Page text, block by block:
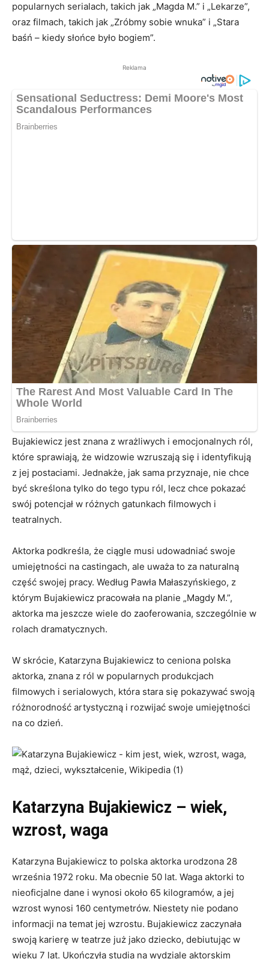
popularnych serialach, takich jak „Magda M.” i „Lekarze”,
oraz filmach, takich jak „Zróbmy sobie wnuka” i „Stara
baśń – kiedy słońce było bogiem”.
Reklama
Bujakiewicz jest znana z wrażliwych i emocjonalnych ról,
które sprawiają, że widzowie wzruszają się i identyfikują
z jej postaciami. Jednakże, jak sama przyznaje, nie chce
być skreślona tylko do tego typu ról, lecz chce pokazać
swój potencjał w różnych gatunkach filmowych i
teatralnych.
Aktorka podkreśla, że ciągle musi udowadniać swoje
umiejętności na castingach, ale uważa to za naturalną
część swojej pracy. Według Pawła Małaszyńskiego, z
którym Bujakiewicz pracowała na planie „Magdy M.”,
aktorka ma jeszcze wiele do zaoferowania, szczególnie w
rolach dramatycznych.
W skrócie, Katarzyna Bujakiewicz to ceniona polska
aktorka, znana z ról w popularnych produkcjach
filmowych i serialowych, która stara się pokazywać swoją
różnorodność artystyczną i rozwijać swoje umiejętności
na co dzień.
Katarzyna Bujakiewicz – wiek,
wzrost, waga
Katarzyna Bujakiewicz to polska aktorka urodzona 28
września 1972 roku. Ma obecnie 50 lat. Waga aktorki to
nieoficjalne dane i wynosi około 65 kilogramów, a jej
wzrost wynosi 160 centymetrów. Niestety nie podano
informacji na temat jej wzrostu. Bujakiewicz zaczynała
swoją karierę w teatrze już jako dziecko, debiutując w
wieku 7 lat. Ukończyła studia na wydziale aktorskim